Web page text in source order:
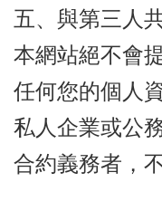
五、與第三人
本網站絕不會
任何您的個人
私人企業或公
合約義務者，